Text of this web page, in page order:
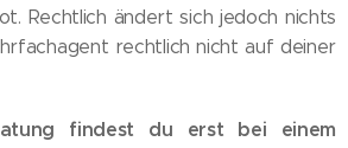
Rechtlich ändert sich jedoch nichts
rechtlich nicht auf deiner
findest du erst bei einem